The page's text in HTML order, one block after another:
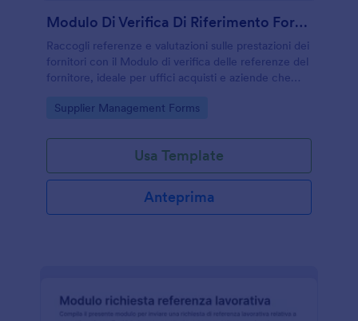
Modulo Di Verifica Di Riferimento Fornitore
Raccogli referenze e valutazioni sulle prestazioni dei
fornitori con il Modulo di verifica delle referenze del
fornitore, ideale per uffici acquisti e aziende che
Go to Category:
Supplier Management Forms
Usa Template
Anteprima